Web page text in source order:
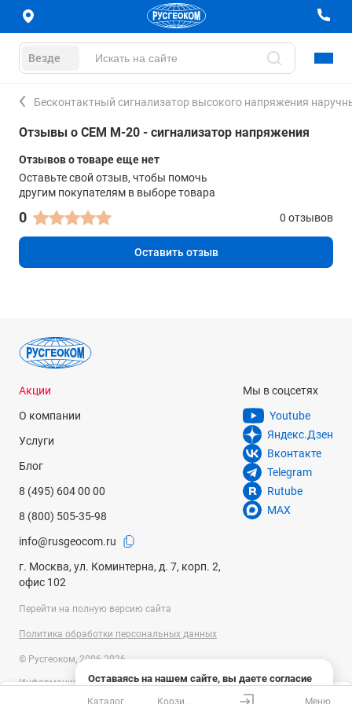
Везде
Бесконтактный сигнализатор высокого напряжения
Отзывы о CEM M-20 - сигнализатор напряжения
Отзывов о товаре еще нет
Оставьте свой отзыв, чтобы помочь
другим покупателям в выборе товара
0 0 отзывов
Оставить отзыв
Оставаясь на нашем сайте, вы даете согласие
на использование файлов cookies и сбор данных
Акции
О компании
Услуги
Блог
8 (495) 604 00 00
8 (800) 505-35-98
info@rusgeocom.ru
г. Москва, ул. Коминтерна, д. 7, корп. 2,
офис 102
Мы в соцсетях
Youtube
Яндекс.Дзен
Вконтакте
Telegram
Rutube
MAX
Перейти на полную версию сайта
Политика обработки персональных данных
© Русгеоком, 2006-2026
Информация на сайте носит справочный характер и не является
публичной офертой, определяемой положениями Статьи 437
Каталог Меню